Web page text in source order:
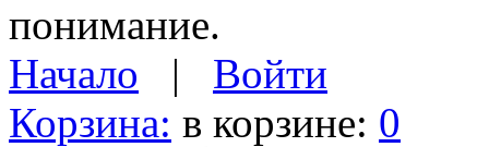
понимание.
Начало | Войти
Корзина: в корзине: 0